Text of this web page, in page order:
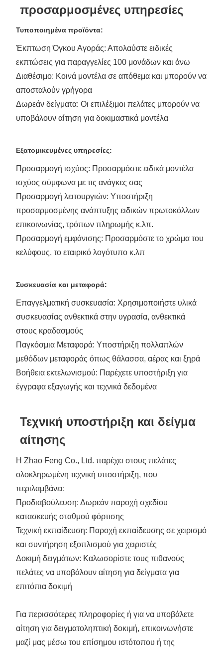
προσαρμοσμένες υπηρεσίες
Τυποποιημένα προϊόντα:
Έκπτωση Όγκου Αγοράς: Απολαύστε ειδικές
εκπτώσεις για παραγγελίες 100 μονάδων και άνω
Διαθέσιμο: Κοινά μοντέλα σε απόθεμα και μπορούν να
αποσταλούν γρήγορα
Δωρεάν δείγματα: Οι επιλέξιμοι πελάτες μπορούν να
υποβάλουν αίτηση για δοκιμαστικά μοντέλα
Εξατομικευμένες υπηρεσίες:
Προσαρμογή ισχύος: Προσαρμόστε ειδικά μοντέλα
ισχύος σύμφωνα με τις ανάγκες σας
Προσαρμογή λειτουργιών: Υποστήριξη
προσαρμοσμένης ανάπτυξης ειδικών πρωτοκόλλων
επικοινωνίας, τρόπων πληρωμής κ.λπ.
Προσαρμογή εμφάνισης: Προσαρμόστε το χρώμα του
κελύφους, το εταιρικό λογότυπο κ.λπ
Συσκευασία και μεταφορά:
Επαγγελματική συσκευασία: Χρησιμοποιήστε υλικά
συσκευασίας ανθεκτικά στην υγρασία, ανθεκτικά
στους κραδασμούς
Παγκόσμια Μεταφορά: Υποστήριξη πολλαπλών
μεθόδων μεταφοράς όπως θάλασσα, αέρας και ξηρά
Βοήθεια εκτελωνισμού: Παρέχετε υποστήριξη για
έγγραφα εξαγωγής και τεχνικά δεδομένα
Τεχνική υποστήριξη και δείγμα
αίτησης
Η Zhao Feng Co., Ltd. παρέχει στους πελάτες
ολοκληρωμένη τεχνική υποστήριξη, που
περιλαμβάνει:
Προδιαβούλευση: Δωρεάν παροχή σχεδίου
κατασκευής σταθμού φόρτισης
Τεχνική εκπαίδευση: Παροχή εκπαίδευσης σε χειρισμό
και συντήρηση εξοπλισμού για χειριστές
Δοκιμή δειγμάτων: Καλωσορίστε τους πιθανούς
πελάτες να υποβάλουν αίτηση για δείγματα για
επιτόπια δοκιμή
Για περισσότερες πληροφορίες ή για να υποβάλετε
αίτηση για δειγματοληπτική δοκιμή, επικοινωνήστε
μαζί μας μέσω του επίσημου ιστότοπου ή της